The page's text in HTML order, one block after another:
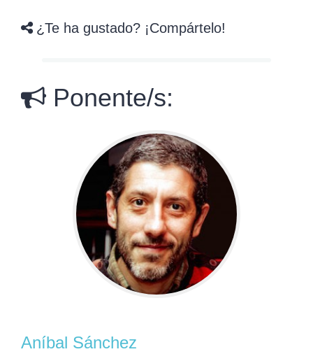
¿Te ha gustado? ¡Compártelo!
Ponente/s:
Aníbal Sánchez